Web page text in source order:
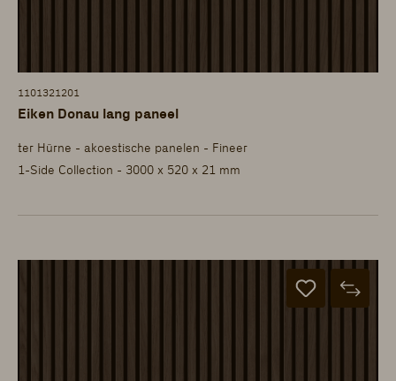
1101321201
Eiken Donau lang paneel
ter Hürne - akoestische panelen - Fineer
1-Side Collection - 3000 x 520 x 21 mm